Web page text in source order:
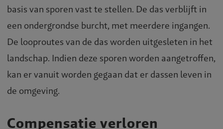
basis van sporen vast te stellen. De das verblijft in
een ondergrondse burcht, met meerdere ingangen.
De looproutes van de das worden uitgesleten in het
landschap. Indien deze sporen worden aangetroffen,
kan er vanuit worden gegaan dat er dassen leven in
de omgeving.
Compensatie verloren